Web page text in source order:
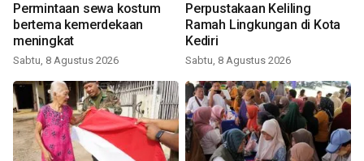
Permintaan sewa kostum
bertema kemerdekaan
meningkat
Sabtu, 8 Agustus 2026
Perpustakaan Keliling
Ramah Lingkungan di Kota
Kediri
Sabtu, 8 Agustus 2026